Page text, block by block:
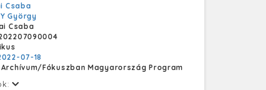
Csaba
György
Csaba
07-18
Fókuszban Magyarország Program